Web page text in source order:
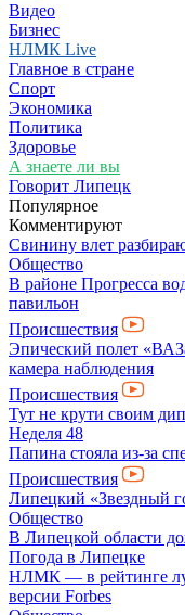
Видео
Бизнес
НЛМК Live
Главное в стране
Спорт
Экономика
Политика
Здоровье
А знаете ли вы
Говорит Липецк
Популярное
Комментируют
Свинину влет
Общество
В районе Прогресса
павильон
Происшествия
Эпический полет
камера наблюдения
Происшествия
Тут не крути своим
Неделя 48
Папина стояла из-за
Происшествия
Липецкий «Звездный
Общество
В Липецкой области
Погода в Липецке
НЛМК — в рейтинге
версии Forbes